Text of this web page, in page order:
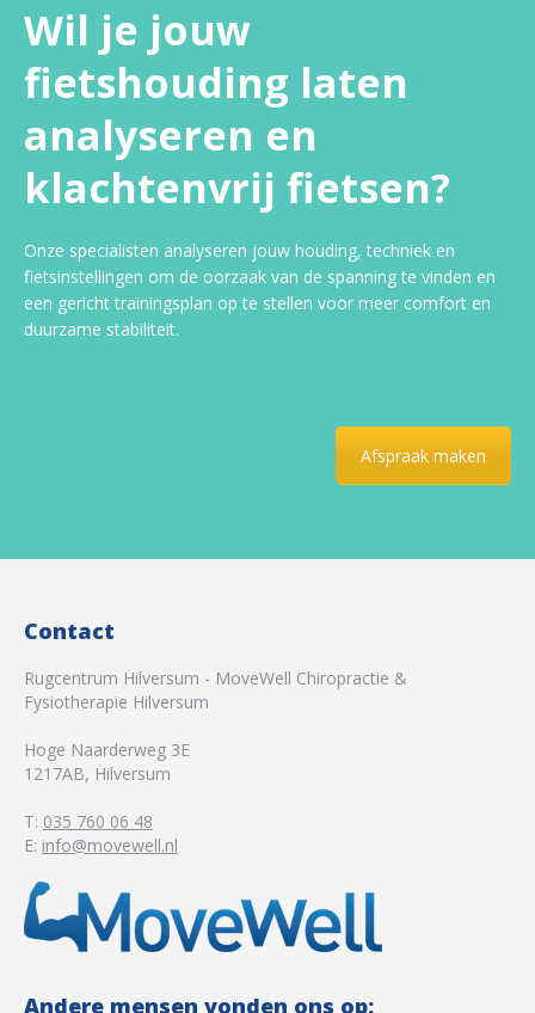
Wil je jouw
fietshouding laten
analyseren en
klachtenvrij fietsen?
Onze specialisten analyseren jouw houding, techniek en
fietsinstellingen om de oorzaak van de spanning te vinden en
een gericht trainingsplan op te stellen voor meer comfort en
duurzame stabiliteit.
Afspraak maken
Contact
Rugcentrum Hilversum - MoveWell Chiropractie &
Fysiotherapie Hilversum
Hoge Naarderweg 3E
1217AB, Hilversum
T: 035 760 06 48
E: info@movewell.nl
Andere mensen vonden ons op: